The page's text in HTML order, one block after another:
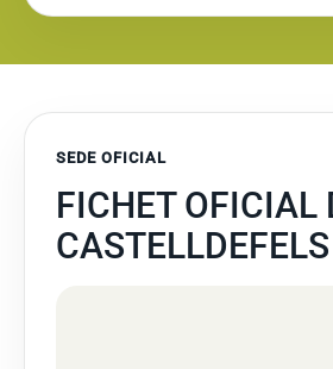
SEDE OFICIAL
FICHET OFICIAL
CASTELLDEFELS